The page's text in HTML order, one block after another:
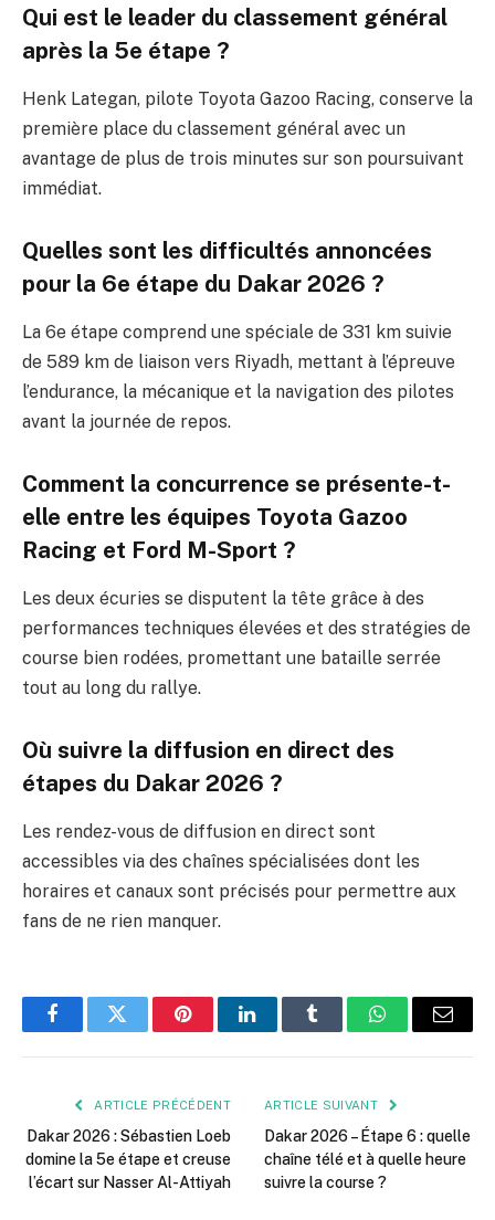
Qui est le leader du classement général
après la 5e étape ?
Henk Lategan, pilote Toyota Gazoo Racing, conserve la
première place du classement général avec un
avantage de plus de trois minutes sur son poursuivant
immédiat.
Quelles sont les difficultés annoncées
pour la 6e étape du Dakar 2026 ?
La 6e étape comprend une spéciale de 331 km suivie
de 589 km de liaison vers Riyadh, mettant à l’épreuve
l’endurance, la mécanique et la navigation des pilotes
avant la journée de repos.
Comment la concurrence se présente-t-
elle entre les équipes Toyota Gazoo
Racing et Ford M-Sport ?
Les deux écuries se disputent la tête grâce à des
performances techniques élevées et des stratégies de
course bien rodées, promettant une bataille serrée
tout au long du rallye.
Où suivre la diffusion en direct des
étapes du Dakar 2026 ?
Les rendez-vous de diffusion en direct sont
accessibles via des chaînes spécialisées dont les
horaires et canaux sont précisés pour permettre aux
fans de ne rien manquer.
FacebookTwitter PinterestLinkedInTumblr WhatsApp
E-
ARTICLE PRÉCÉDENT
Dakar 2026 : Sébastien Loeb
domine la 5e étape et creuse
l’écart sur Nasser Al-Attiyah
ARTICLE SUIVANT
Dakar 2026 – Étape 6 : quelle
chaîne télé et à quelle heure
suivre la course ?